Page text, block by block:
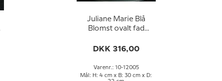
Juliane Marie Blå
Blomst ovalt fad
Copenhagen
DKK 316,00
Varenr.: 10-12005
Mål: H: 4 cm x B: 30 cm x D: